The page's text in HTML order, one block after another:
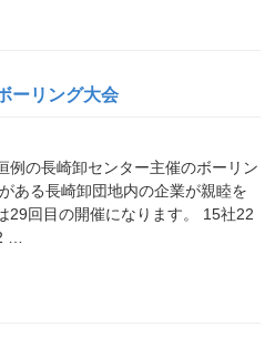
ーリング大会
例の長崎卸センター主催のボーリン
ある長崎卸団地内の企業が親睦を
29回目の開催になります。 15社22
…